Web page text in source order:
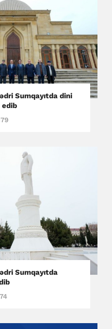
Sumqayıtda dini
edib
Sumqayıtda